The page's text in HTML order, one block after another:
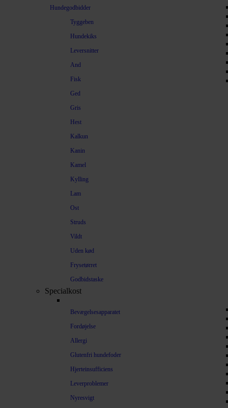
Hundegodbidder
Tyggeben
Hundekiks
Leversnitter
And
Fisk
Ged
Gris
Hest
Kalkun
Kanin
Kamel
Kylling
Lam
Ost
Struds
Vildt
Uden kød
Frysetørret
Godbidstaske
Specialkost
Bevægelsesapparatet
Fordøjelse
Allergi
Glutenfri hundefoder
Hjerteinsufficiens
Leverproblemer
Nyresvigt